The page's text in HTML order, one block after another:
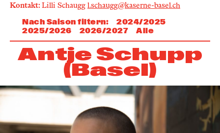
Mitmachen
Service
Archiv
Kontakt:Lilli Schaugg l.schaugg@kaserne-basel.ch
Nach Saison filtern: 2024/2025
2025/2026 2026/2027 Alle
Antje Schupp
(Basel)